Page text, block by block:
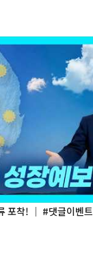
포착! │ #댓글이벤트